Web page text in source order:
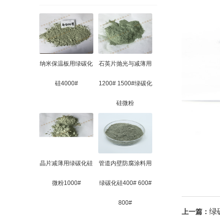
纳米保温板用绿碳化
硅4000#
石英片抛光与减薄用
1200# 1500#绿碳化
硅微粉
晶片减薄用绿碳化硅
微粉1000#
管道内壁防腐涂料用
绿碳化硅400# 600#
800#
上一篇： 绿